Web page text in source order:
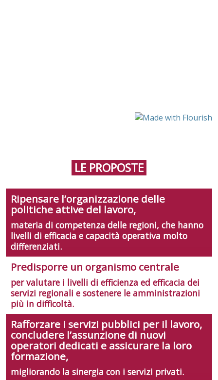
LE PROPOSTE
Ripensare l’organizzazione delle
politiche attive del lavoro,
materia di competenza delle regioni, che hanno
livelli di efficacia e capacità operativa molto
differenziati.
Predisporre un organismo centrale
per valutare i livelli di efficienza ed efficacia dei
servizi regionali e sostenere le amministrazioni
più in difficoltà.
Rafforzare i servizi pubblici per il lavoro,
concludere l’assunzione di nuovi
operatori dedicati e assicurare la loro
formazione,
migliorando la sinergia con i servizi privati.